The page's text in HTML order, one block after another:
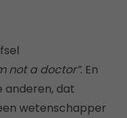
not a doctor”. En
anderen, dat
wetenschapper